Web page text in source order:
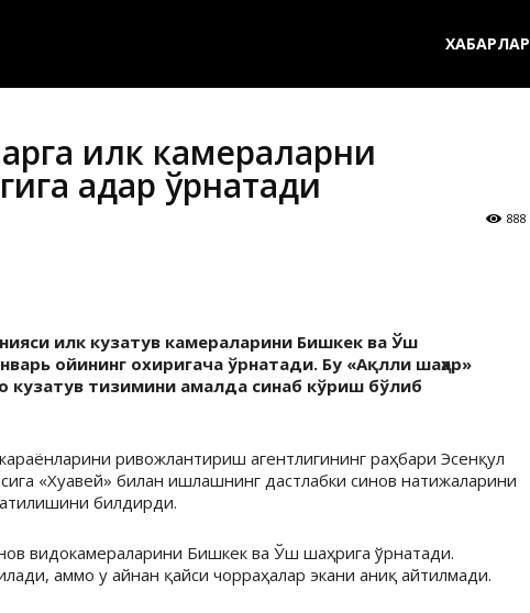
ХАБАРЛАР
илк камераларни
қадар ўрнатади
888
илк кузатув камераларини Бишкек ва Ўш
ойининг охиригача ўрнатади. Бу «Ақлли шаҳар»
кузатув тизимини амалда синаб кўриш бўлиб
ривожлантириш агентлигининг раҳбари Эсенқул
«Хуавей» билан ишлашнинг дастлабки синов натижаларини
билдирди.
видокамераларини Бишкек ва Ўш шаҳрига ўрнатади.
аммо у айнан қайси чорраҳалар экани аниқ айтилмади.